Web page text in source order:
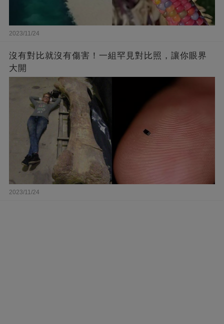
2023/11/24
沒有對比就沒有傷害！一組罕見對比照，讓你眼界
大開
2023/11/24